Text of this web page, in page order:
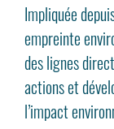
Impliquée
empreinte
des lignes
actions et
l’impact